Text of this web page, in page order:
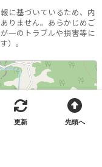
に基づいているため、内
りません。あらかじめご
一のトラブルや損害等に
）。